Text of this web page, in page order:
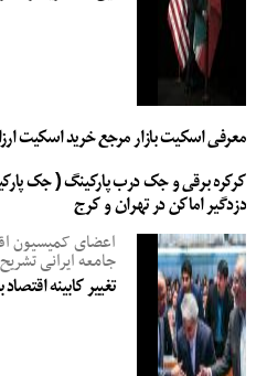
معرفی اسکیت بازار مرجع خرید اسکیت
کرکره برقی و جک درب پارکینگ ( جک
دزدگیر اماکن در تهران و کرج
اعضای کمیسیون
جامعه ایرانی
تغییر کابینه